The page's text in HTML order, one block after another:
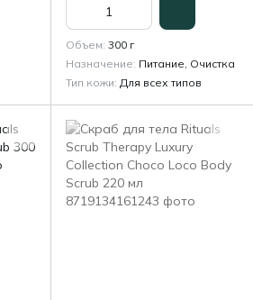
Объем 300 г
Назначение Питание, Очистка
Тип кожи Для всех типов